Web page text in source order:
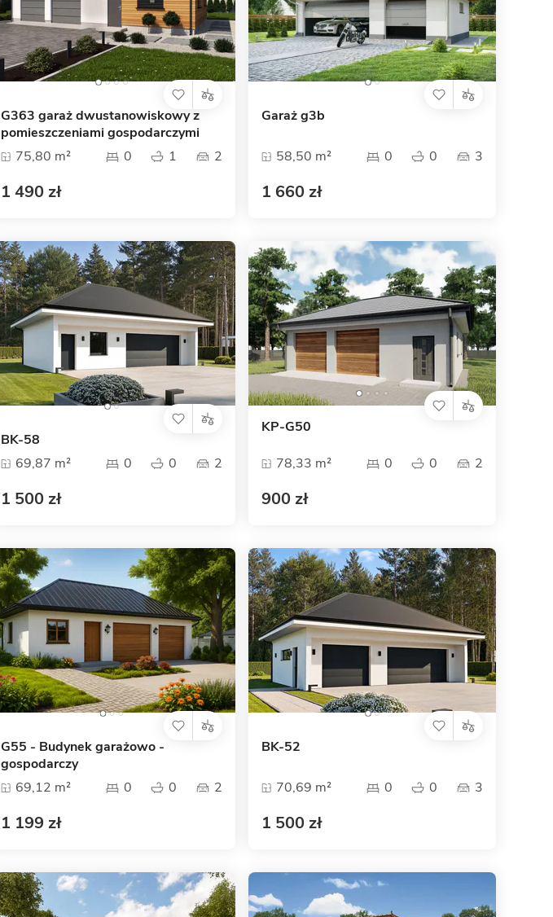
Dom pasywny- co to znaczy
G363 garaż dwustanowiskowy z
pomieszczeniami gospodarczymi
75,80 m²
0 1 2
1 490 zł
Garaż g3b
58,50 m² 0 0 3
1 660 zł
BK-58
69,87 m²
0 0 2
1 500 zł
KP-G50
78,33 m² 0 0 2
900 zł
G55 - Budynek garażowo -
gospodarczy
69,12 m²
0 0 2
1 199 zł
BK-52
70,69 m² 0 0 3
1 500 zł